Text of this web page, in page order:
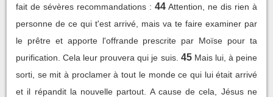
fait de sévères recommandations : 44 Attention, ne dis rien à
personne de ce qui t'est arrivé, mais va te faire examiner par
le prêtre et apporte l'offrande prescrite par Moïse pour ta
purification. Cela leur prouvera qui je suis. 45 Mais lui, à peine
sorti, se mit à proclamer à tout le monde ce qui lui était arrivé
et il répandit la nouvelle partout. A cause de cela, Jésus ne